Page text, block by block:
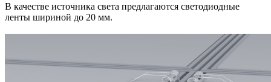
В качестве источника света предлагаются светодиодные
ленты шириной до 20 мм.